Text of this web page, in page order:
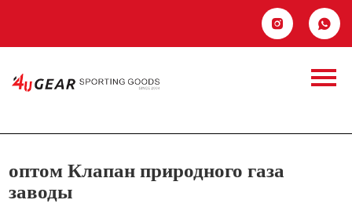
 
Контакты
оптом Клапан
природного газа
заводы
оптом Клапан природного газа
заводы